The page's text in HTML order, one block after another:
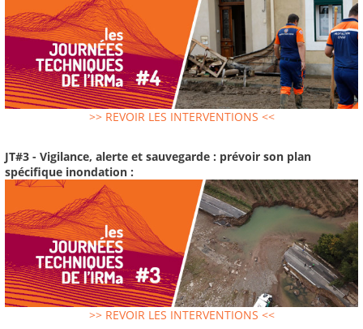
>> REVOIR LES INTERVENTIONS <<
JT#3 - Vigilance, alerte et sauvegarde : prévoir son plan
spécifique inondation :
>> REVOIR LES INTERVENTIONS <<